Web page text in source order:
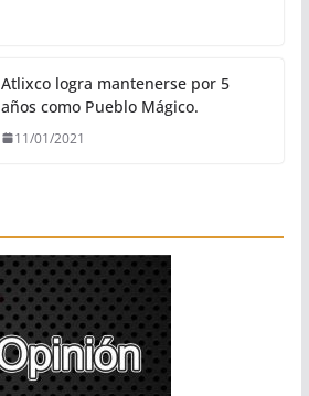
Atlixco logra mantenerse por 5
años como Pueblo Mágico.
11/01/2021